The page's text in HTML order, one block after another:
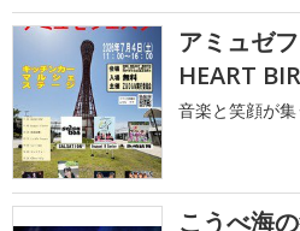
アミュゼ
HEART
音楽と笑顔が
こうべ海